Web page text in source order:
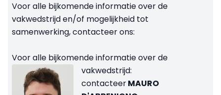
Voor alle bijkomende informatie over de
vakwedstrijd en/of mogelijkheid tot
samenwerking,contacteer ons:
Voor alle bijkomende informatie over de
vakwedstrijd:
contacteerMAURO